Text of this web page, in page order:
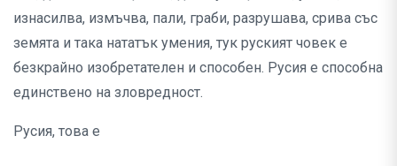
изнасилва, измъчва, пали, граби, разрушава, срива със
земята и така нататък умения, тук руският човек е
безкрайно изобретателен и способен. Русия е способна
единствено на зловредност.
Русия, това е